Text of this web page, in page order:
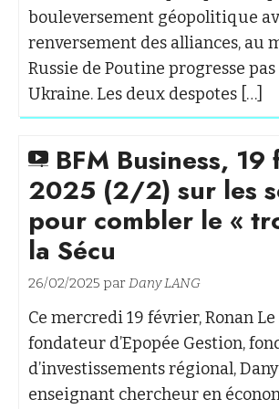
bouleversement géopolitique
renversement des alliances, au
Russie de Poutine progresse pas
Ukraine. Les deux despotes […]
BFM Business,
2025 (2/2) sur les
pour combler le «
la Sécu
26/02/2025 parDany LANG
Ce mercredi 19 février, Ronan Le
fondateur d’Epopée Gestion,
d’investissements régional,
enseignant chercheur en